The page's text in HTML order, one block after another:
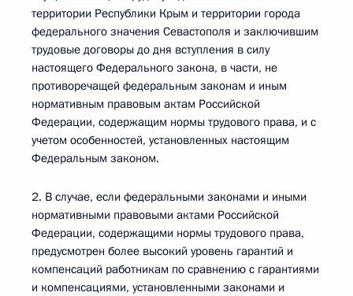
территории Республики Крым и территории города
федерального значения Севастополя и заключившим
трудовые договоры до дня вступления в силу
настоящего Федерального закона, в части, не
противоречащей федеральным законам и иным
нормативным правовым актам Российской
Федерации, содержащим нормы трудового права, и с
учетом особенностей, установленных настоящим
Федеральным законом.
2. В случае, если федеральными законами и иными
нормативными правовыми актами Российской
Федерации, содержащими нормы трудового права,
предусмотрен более высокий уровень гарантий и
компенсаций работникам по сравнению с гарантиями
и компенсациями, установленными законами и